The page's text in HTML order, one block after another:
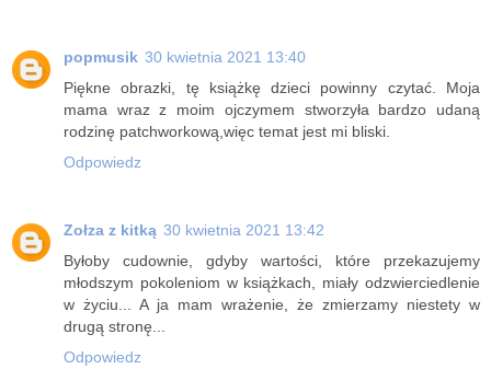
popmusik 30 kwietnia 2021 13:40
Piękne obrazki, tę książkę dzieci powinny czytać. Moja
mama wraz z moim ojczymem stworzyła bardzo udaną
rodzinę patchworkową,więc temat jest mi bliski.
Odpowiedz
Zołza z kitką 30 kwietnia 2021 13:42
Byłoby cudownie, gdyby wartości, które przekazujemy
młodszym pokoleniom w książkach, miały odzwierciedlenie
w życiu... A ja mam wrażenie, że zmierzamy niestety w
drugą stronę...
Odpowiedz